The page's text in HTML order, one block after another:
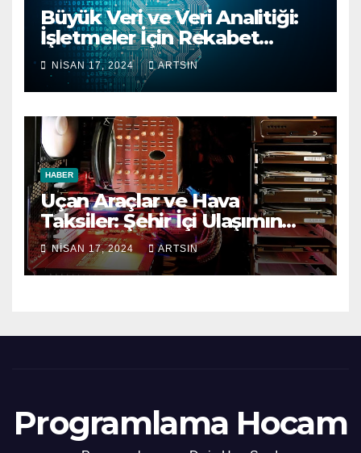
Büyük Veri ve Veri Analitiği:
İşletmeler İçin Rekabet
Avantajı
NISAN 17, 2024 ARTSIN
HABER
Uçan Araçlar ve Hava
Taksiler: Şehir İçi Ulaşımın
Geleceği
NISAN 17, 2024 ARTSIN
Programlama Hocam